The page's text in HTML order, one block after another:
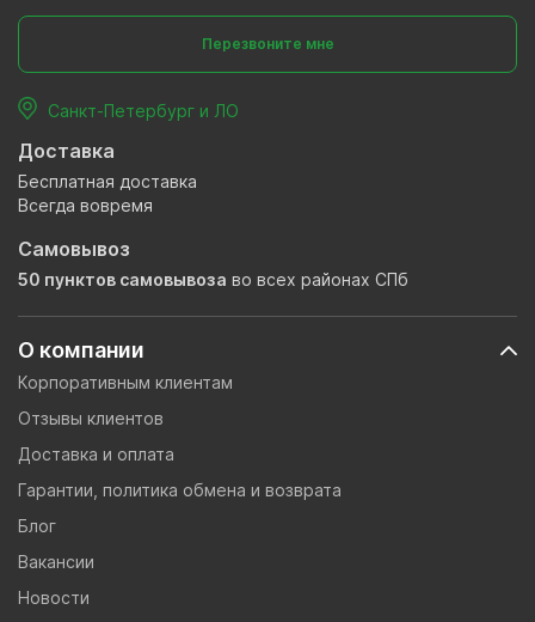
О компании
Корпоративным клиентам
Отзывы клиентов
Доставка и оплата
Гарантии, политика обмена и возврата
Блог
Вакансии
Новости
Перезвоните мне
Санкт-Петербург и ЛО
Доставка
Бесплатная доставка
Всегда вовремя
Самовывоз
50 пунктов самовывоза во всех районах СПб